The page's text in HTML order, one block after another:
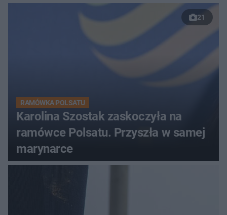
21
RAMÓWKA POLSATU
Karolina Szostak zaskoczyła na
ramówce Polsatu. Przyszła w samej
marynarce